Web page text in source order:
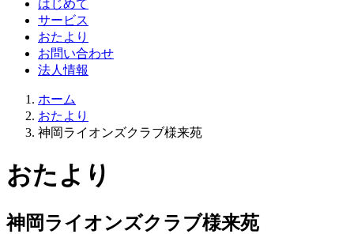
はじめて
サービス
おたより
お問い合わせ
法人情報
ホーム
おたより
神岡ライオンズクラブ様来苑
おたより
神岡ライオンズクラブ様来苑